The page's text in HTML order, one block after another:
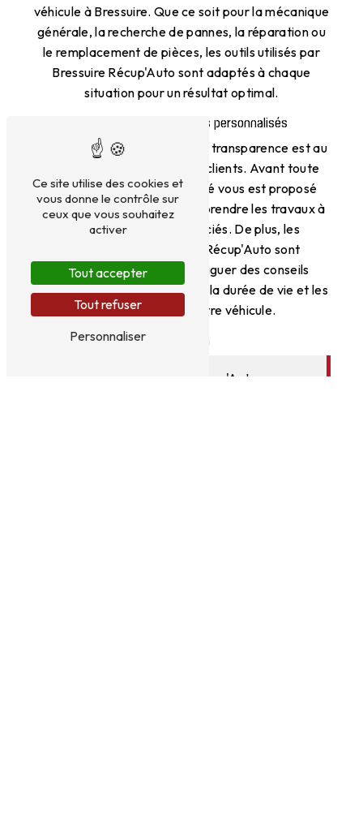
véhicule à Bressuire. Que ce soit pour la mécanique
générale, la recherche de pannes, la réparation ou
le remplacement de pièces, les outils utilisés par
Bressuire Récup'Auto sont adaptés à chaque
situation pour un résultat optimal.
Transparence et conseils personnalisés
Chez Bressuire Récup'Auto, la transparence est au
cœur de la relation avec les clients. Avant toute
intervention, un devis détaillé vous est proposé
pour vous permettre de comprendre les travaux à
réaliser et les coûts associés. De plus, les
techniciens de Bressuire Récup'Auto sont
disponibles pour vous prodiguer des conseils
personnalisés afin d'optimiser la durée de vie et les
performances de votre véhicule.
Conclusion
En choisissant Bressuire Récup'Auto pour vos
Ce site utilise des cookies et
vous donne le contrôle sur
ceux que vous souhaitez
activer
Tout accepter
Tout refuser
Personnaliser